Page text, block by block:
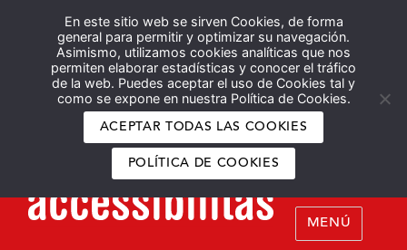
En este sitio web se sirven Cookies, de forma
general para permitir y optimizar su navegación.
Asimismo, utilizamos cookies analíticas que nos
permiten elaborar estadísticas y conocer el tráfico
de la web. Puedes aceptar el uso de Cookies tal y
como se expone en nuestra Política de Cookies.
ACEPTAR TODAS LAS COOKIES
POLÍTICA DE COOKIES
Español English
MENÚ